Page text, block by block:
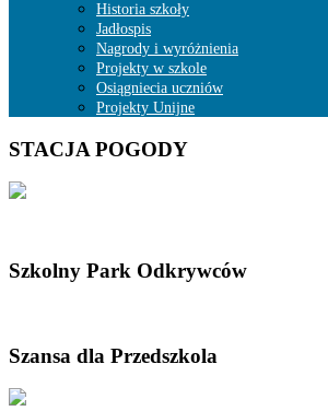
Historia szkoły
Jadłospis
Nagrody i wyróżnienia
Projekty w szkole
Osiągniecia uczniów
Projekty Unijne
STACJA POGODY
Szkolny Park Odkrywców
Szansa dla Przedszkola